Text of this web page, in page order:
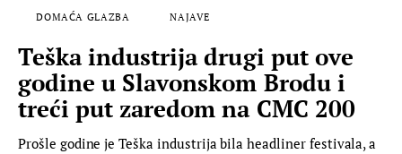
DOMAĆA GLAZBA NAJAVE
Teška industrija drugi put ove
godine u Slavonskom Brodu i
treći put zaredom na CMC 200
Prošle godine je Teška industrija bila headliner festivala, a